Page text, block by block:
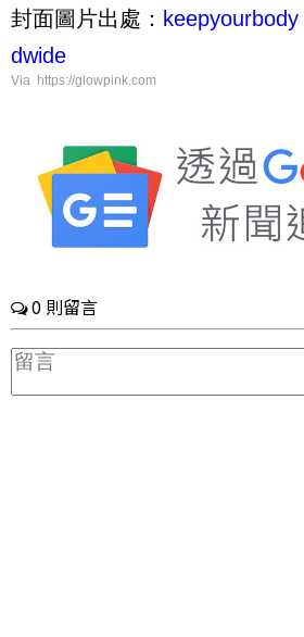
封面圖片出處： keepyourbody
dwide
Via https://glowpink.com